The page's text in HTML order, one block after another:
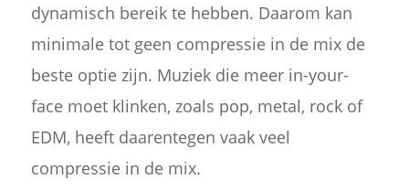
dynamisch bereik te hebben. Daarom kan
minimale tot geen compressie in de mix de
beste optie zijn. Muziek die meer in-your-
face moet klinken, zoals pop, metal, rock of
EDM, heeft daarentegen vaak veel
compressie in de mix.